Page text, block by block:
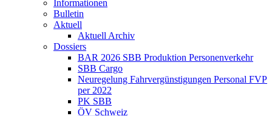
Informationen
Bulletin
Aktuell
Aktuell Archiv
Dossiers
BAR 2026 SBB Produktion Personenverkehr
SBB Cargo
Neuregelung Fahrvergünstigungen Personal FVP
per 2022
PK SBB
ÖV Schweiz